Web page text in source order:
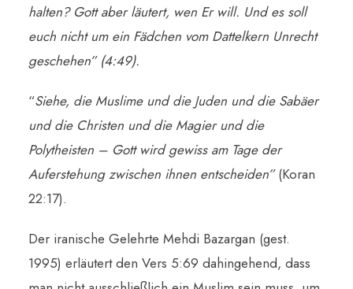
halten? Gott aber läutert, wen Er will. Und es soll
euch nicht um ein Fädchen vom Dattelkern Unrecht
geschehen” (4:49).
“Siehe, die Muslime und die Juden und die Sabäer
und die Christen und die Magier und die
Polytheisten – Gott wird gewiss am Tage der
Auferstehung zwischen ihnen entscheiden”(Koran
22:17).
Der iranische Gelehrte Mehdi Bazargan (gest.
1995) erläutert den Vers 5:69 dahingehend, dass